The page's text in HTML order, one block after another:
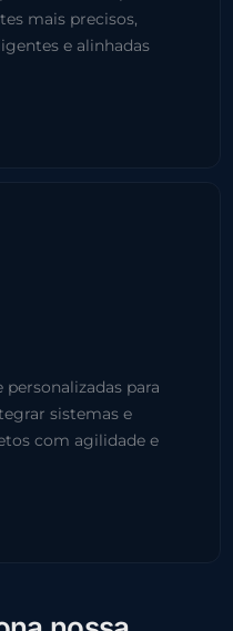
mais precisos,
e alinhadas
para
sistemas e
com agilidade e